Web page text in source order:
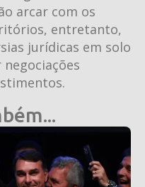
arcar com os
entretanto,
jurídicas em solo